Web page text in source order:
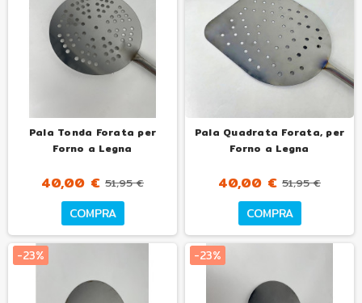
Pala Tonda Forata per
Forno a Legna
40,00 € 51,95 €
COMPRA
Pala Quadrata Forata, per
Forno a Legna
40,00 € 51,95 €
COMPRA
-23% -23%